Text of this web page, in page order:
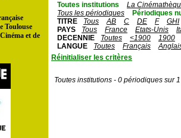
Toulouse
et de
Toutes institutions
La
Tous les périodiques
Périodiques
TITRE
Tous AB C DE F
GHI
PAYS
Tous France Etats-Unis
DECENNIE
Toutes <1900
1900
LANGUE
Toutes Français
Réinitialiser les critères
Toutes institutions - 0 périodiques sur